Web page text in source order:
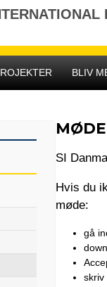
BLIV
SI
Hvis du
møde:
gå
skriv